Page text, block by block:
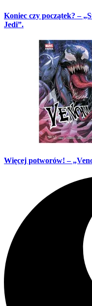
Koniec czy początek? –
Jedi”.
Więcej potworów! –